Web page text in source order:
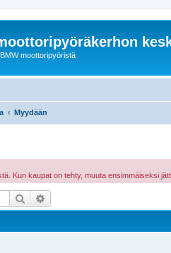
moottoripyöristä
Myydään
Kun kaupat on tehty, muuta ensimmäiseksi
Etsi